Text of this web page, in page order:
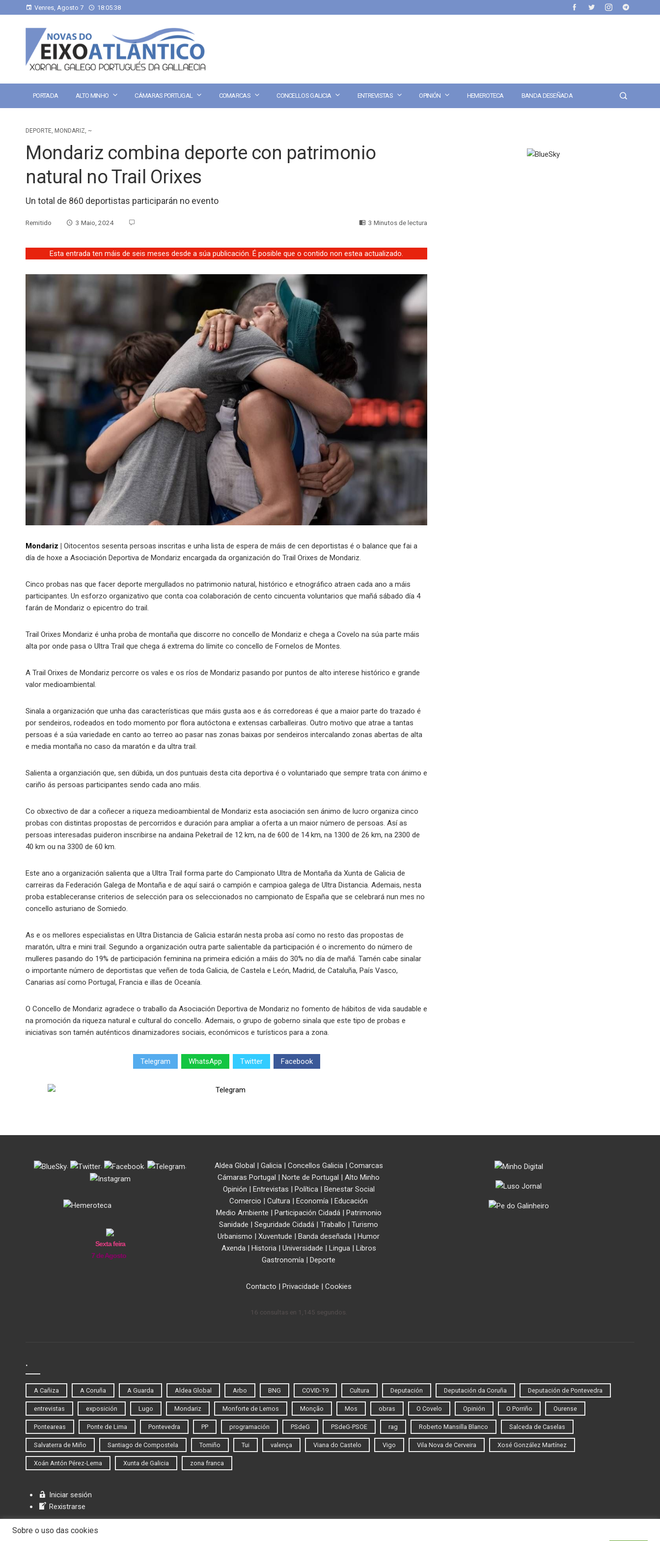
Venres, Agosto 7 18:05:38
PORTADA ALTO MINHO CÁMARAS PORTUGAL COMARCAS CONCELLOS GALICIA ENTREVISTAS OPINIÓN HEMEROTECA BANDA DESEÑADA
DEPORTE, MONDARIZ, ~
Mondariz combina deporte con patrimonio
natural no Trail Orixes
Un total de 860 deportistas participarán no evento
Remitido 3 Maio, 2024 3 Minutos de lectura
Esta entrada ten máis de seis meses desde a súa publicación. É posible que o contido non estea actualizado.
Mondariz
Oitocentos sesenta persoas inscritas e unha lista de espera de máis de cen deportistas é o balance que fai a
día de hoxe a Asociación Deportiva de Mondariz encargada da organización do Trail Orixes de Mondariz.
Cinco probas nas que facer deporte mergullados no patrimonio natural, histórico e etnográfico atraen cada ano a máis
participantes. Un esforzo organizativo que conta coa colaboración de cento cincuenta voluntarios que mañá sábado día 4
farán de Mondariz o epicentro do trail.
Trail Orixes Mondariz é unha proba de montaña que discorre no concello de Mondariz e chega a Covelo na súa parte máis
alta por onde pasa o Ultra Trail que chega á extrema do límite co concello de Fornelos de Montes.
A Trail Orixes de Mondariz percorre os vales e os ríos de Mondariz pasando por puntos de alto interese histórico e grande
valor medioambiental.
Sinala a organización que unha das características que máis gusta aos e ás corredoreas é que a maior parte do trazado é
por sendeiros, rodeados en todo momento por flora autóctona e extensas carballeiras. Outro motivo que atrae a tantas
persoas é a súa variedade en canto ao terreo ao pasar nas zonas baixas por sendeiros intercalando zonas abertas de alta
e media montaña no caso da maratón e da ultra trail.
Salienta a organziación que, sen dúbida, un dos puntuais desta cita deportiva é o voluntariado que sempre trata con ánimo e
cariño ás persoas participantes sendo cada ano máis.
Co obxectivo de dar a coñecer a riqueza medioambiental de Mondariz esta asociación sen ánimo de lucro organiza cinco
probas con distintas propostas de percorridos e duración para ampliar a oferta a un maior número de persoas. Así as
persoas interesadas puideron inscribirse na andaina Peketrail de 12 km, na de 600 de 14 km, na 1300 de 26 km, na 2300 de
40 km ou na 3300 de 60 km.
Este ano a organización salienta que a Ultra Trail forma parte do Campionato Ultra de Montaña da Xunta de Galicia de
carreiras da Federación Galega de Montaña e de aquí sairá o campión e campioa galega de Ultra Distancia. Ademais, nesta
proba estableceranse criterios de selección para os seleccionados no campionato de España que se celebrará nun mes no
concello asturiano de Somiedo.
As e os mellores especialistas en Ultra Distancia de Galicia estarán nesta proba así como no resto das propostas de
maratón, ultra e mini trail. Segundo a organización outra parte salientable da participación é o incremento do número de
mulleres pasando do 19% de participación feminina na primeira edición a máis do 30% no día de mañá. Tamén cabe sinalar
o importante número de deportistas que veñen de toda Galicia, de Castela e León, Madrid, de Cataluña, País Vasco,
Canarias así como Portugal, Francia e illas de Oceanía.
O Concello de Mondariz agradece o traballo da Asociación Deportiva de Mondariz no fomento de hábitos de vida saudable e
na promoción da riqueza natural e cultural do concello. Ademais, o grupo de goberno sinala que este tipo de probas e
iniciativas son tamén auténticos dinamizadores sociais, económicos e turísticos para a zona.
Telegram WhatsApp Twitter Facebook
. . . .
Sexta feira
7 de Agosto
Aldea Global Galicia| Concellos Galicia| Comarcas
Cámaras Portugal
Norte de Portugal
Alto Minho
Opinión
Entrevistas Política|
Benestar Social
Comercio
Cultura Economía
Educación
Medio Ambiente
Participación Cidadá|
Patrimonio
Sanidade
Seguridade Cidadá Traballo
Turismo
Urbanismo
Xuventude Banda deseñada
Humor
Axenda| Historia| Universidade Lingua|
Libros
Gastronomía
Deporte
Contacto Privacidade Cookies
16 consultas en 1,145 segundos.
.
A Cañiza A Coruña A Guarda Aldea Global Arbo BNG COVID-19 Cultura Deputación Deputación da Coruña Deputación de Pontevedra
entrevistas exposición Lugo Mondariz Monforte de Lemos Monção Mos obras O Covelo Opinión O Porriño Ourense
Ponteareas Ponte de Lima Pontevedra PP programación PSdeG PSdeG-PSOE rag Roberto Mansilla Blanco Salceda de Caselas
Salvaterra de Miño Santiago de Compostela Tomiño Tui valença Viana do Castelo Vigo Vila Nova de Cerveira Xosé González Martínez
Xoán Antón Pérez-Lema Xunta de Galicia zona franca
Iniciar sesión
Rexistrarse
Sobre o uso das cookies